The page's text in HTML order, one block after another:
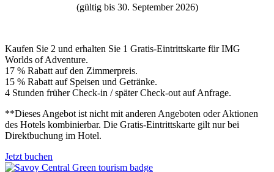
(gültig bis 30. September 2026)
Kaufen Sie 2 und erhalten Sie 1 Gratis-Eintrittskarte für IMG
Worlds of Adventure.
17 % Rabatt auf den Zimmerpreis.
15 % Rabatt auf Speisen und Getränke.
4 Stunden früher Check-in / später Check-out auf Anfrage.
**Dieses Angebot ist nicht mit anderen Angeboten oder Aktionen
des Hotels kombinierbar. Die Gratis-Eintrittskarte gilt nur bei
Direktbuchung im Hotel.
Jetzt buchen